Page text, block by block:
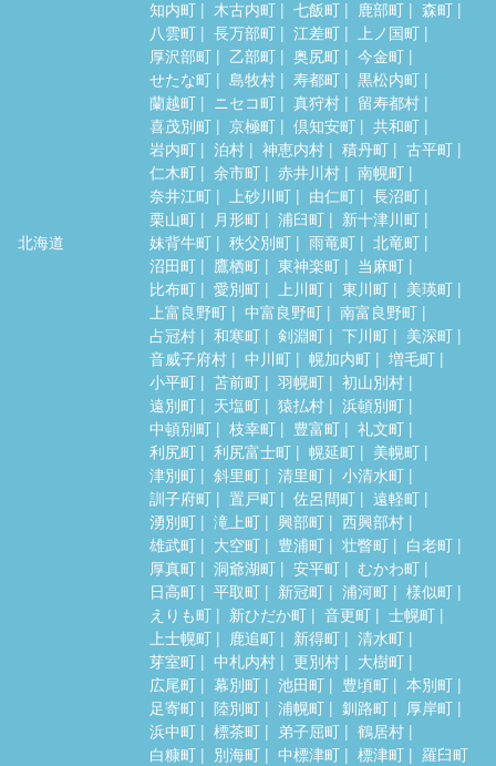
北海道
知内町
木古内町 七飯町 鹿部町
森町
八雲町
長万部町 江差町
上ノ国町
厚沢部町
乙部町 奥尻町
今金町
せたな町
島牧村 寿都町
黒松内町
蘭越町
ニセコ町 真狩村
留寿都村
喜茂別町
京極町 倶知安町
共和町
岩内町
泊村 神恵内村 積丹町
古平町
仁木町
余市町 赤井川村
南幌町
奈井江町
上砂川町 由仁町
長沼町
栗山町
月形町 浦臼町
新十津川町
妹背牛町
秩父別町 雨竜町
北竜町
沼田町
鷹栖町 東神楽町
当麻町
比布町
愛別町 上川町 東川町
美瑛町
上富良野町
中富良野町
南富良野町
占冠村
和寒町 剣淵町 下川町
美深町
音威子府村
中川町 幌加内町
増毛町
小平町
苫前町 羽幌町
初山別村
遠別町
天塩町 猿払村
浜頓別町
中頓別町
枝幸町 豊富町
礼文町
利尻町
利尻富士町 幌延町
美幌町
津別町
斜里町 清里町
小清水町
訓子府町
置戸町 佐呂間町
遠軽町
湧別町
滝上町 興部町
西興部村
雄武町
大空町 豊浦町 壮瞥町
白老町
厚真町
洞爺湖町 安平町
むかわ町
日高町
平取町 新冠町 浦河町
様似町
えりも町
新ひだか町 音更町
士幌町
上士幌町
鹿追町 新得町
清水町
芽室町
中札内村 更別村
大樹町
広尾町
幕別町 池田町 豊頃町
本別町
足寄町
陸別町 浦幌町 釧路町
厚岸町
浜中町
標茶町 弟子屈町
鶴居村
白糠町
別海町 中標津町 標津町 羅臼町